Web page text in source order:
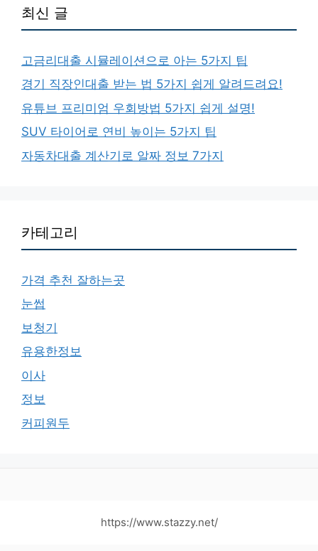
최신 글
고금리대출 시뮬레이션으로 아는 5가지 팁
경기 직장인대출 받는 법 5가지 쉽게 알려드려요!
유튜브 프리미엄 우회방법 5가지 쉽게 설명!
SUV 타이어로 연비 높이는 5가지 팁
자동차대출 계산기로 알짜 정보 7가지
카테고리
가격 추천 잘하는곳
눈썹
보청기
유용한정보
이사
정보
커피원두
https://www.stazzy.net/